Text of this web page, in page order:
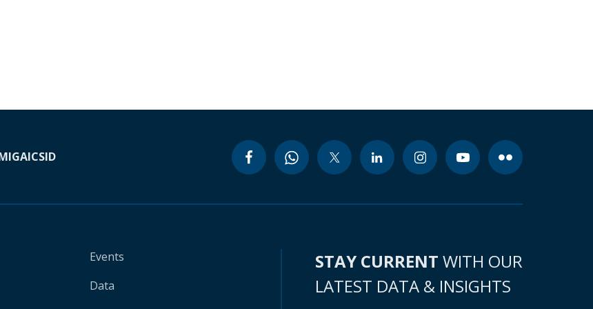
ICSID
Events
Data
STAY CURRENT WITH OUR
LATEST DATA & INSIGHTS